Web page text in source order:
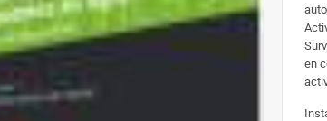
en